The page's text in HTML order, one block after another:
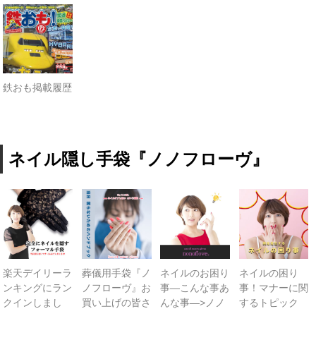
キーホルダー
マスク
ランチグッズ
カバン
ノノフローヴ
春夏物
秋冬物
HOME FURNITURE
ケーキ
鉄おも掲載履歴
ネイル隠し手袋『ノノフローヴ』
楽天デイリーラ
ンキングにラン
クインしまし
葬儀用手袋『ノ
ノフローヴ』お
買い上げの皆さ
ネイルのお困り
事—こんな事あ
んな事—>ノノ
ネイルの困り
事！マナーに関
するトピック